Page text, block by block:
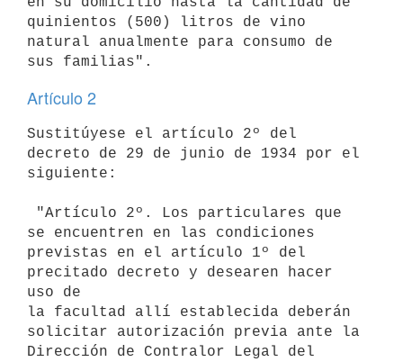
quinientos (500) litros de vino
natural anualmente para consumo de
Artículo 2
Sustitúyese el artículo 2º del
decreto de 29 de junio de 1934 por el
siguiente:
se encuentren en las condiciones
previstas en el artículo 1º del
precitado decreto y desearen hacer
uso de
la facultad allí establecida deberán
solicitar autorización previa ante la
Dirección de Contralor Legal del